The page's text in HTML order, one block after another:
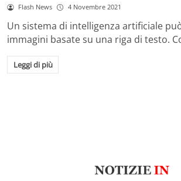
Flash News 4 Novembre 2021
Un sistema di intelligenza artificiale
immagini basate su una riga di testo.
Leggi di più